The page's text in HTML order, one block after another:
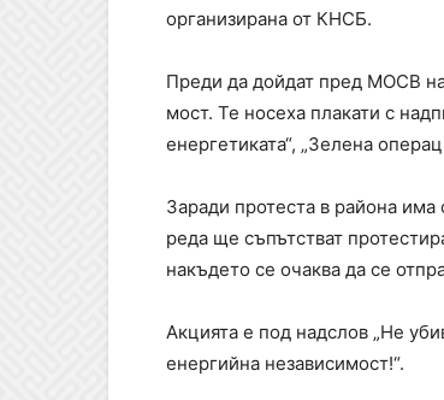
организирана от КНСБ.
Преди да дойдат пред МОСВ
мост. Те носеха плакати с
енергетиката“, „Зелена
Заради протеста в района
реда ще съпътстват
накъдето се очаква да се
Акцията е под надслов „Не
енергийна независимост!“.